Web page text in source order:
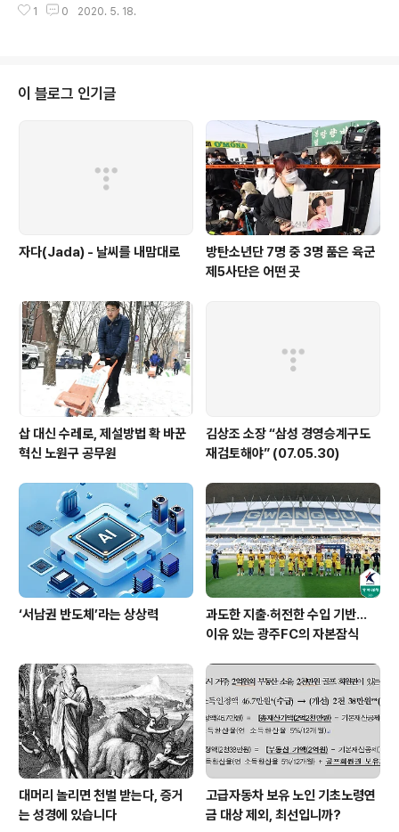
기 때문이다. 정부가 줄곧 강조하는 ‘K방역’의 기본 원칙은
아니었지만 문재인 대통령이 10일 취임3주년 특별연설에
큰 그림이 나올 수 있다는 예상도 나온다. 11일 행정안전부
등에 따르면 정부는 21대 국회 개원에 맞춰 질병관리청 승
격을 위한 정부조직법 개정을 목표로 조직개편을 위한 논
의를 준비하고 있다. 물론 질병관리청 승격을 담은 법안이
현재 국회에 계류돼 있기는 하지만 당장 29일 끝나는 20
대 국회에서 질병관리청의 구체적인 형태와 규모에 대..
1 0 2020. 5. 18.
이 블로그 인기글
자다(Jada) - 날씨를 내맘대로
방탄소년단 7명 중 3명 품은 육군
제5사단은 어떤 곳
삽 대신 수레로, 제설방법 확 바꾼
혁신 노원구 공무원
김상조 소장 “삼성 경영승계구도
재검토해야” (07.05.30)
‘서남권 반도체’라는 상상력
과도한 지출·허전한 수입 기반…
이유 있는 광주FC의 자본잠식
대머리 놀리면 천벌 받는다, 증거
는 성경에 있습니다
고급자동차 보유 노인 기초노령연
금 대상 제외, 최선입니까?